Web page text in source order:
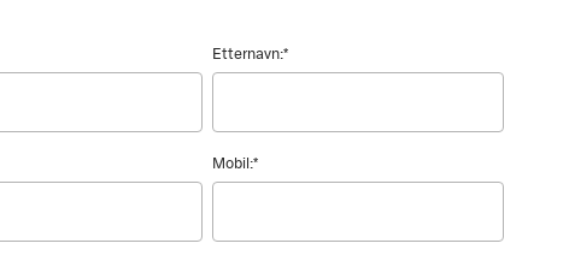
Etternavn:*
Mobil:*